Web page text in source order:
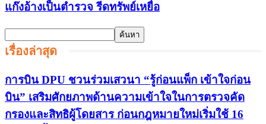
แก๊งอ้างเป็นตำรวจ รีดทรัพย์เหยื่อ
เรื่องล่าสุด
การบิน DPU ชวนร่วมเสวนา “รู้ก่อนแพ็ก เข้าใจก่อน
บิน” เสริมศักยภาพด้านความเข้าใจในการตรวจคัด
กรองและสิทธิผู้โดยสาร ก่อนกฎหมายใหม่เริ่มใช้ 16